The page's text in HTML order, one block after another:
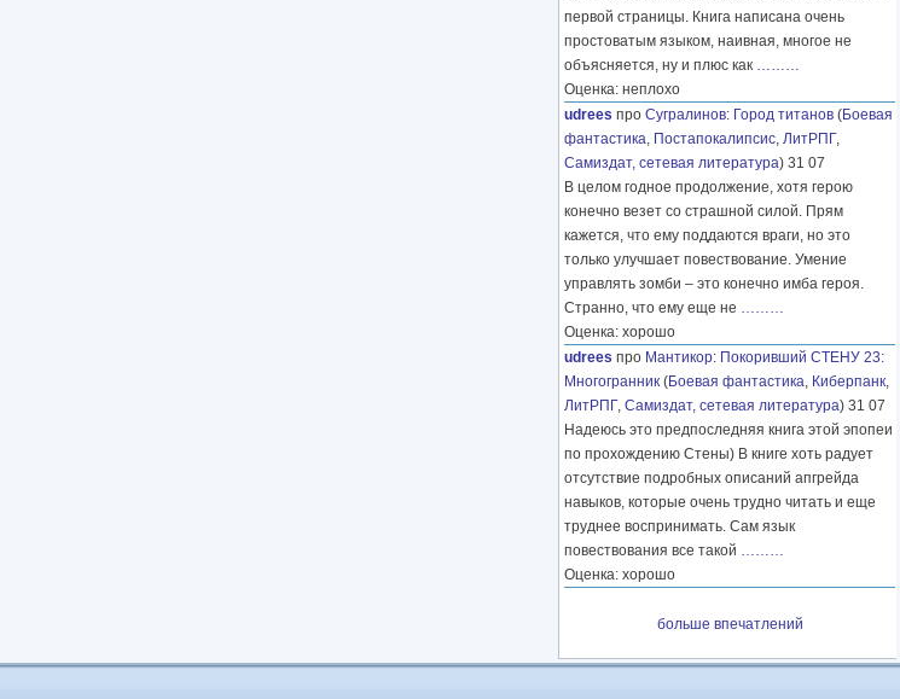
первой страницы. Книга написана очень
простоватым языком, наивная, многое не
объясняется, ну и плюс как ………
Оценка: неплохо
udrees про Сугралинов: Город титанов (Боевая
фантастика, Постапокалипсис, ЛитРПГ,
Самиздат, сетевая литература) 31 07
В целом годное продолжение, хотя герою
конечно везет со страшной силой. Прям
кажется, что ему поддаются враги, но это
только улучшает повествование. Умение
управлять зомби – это конечно имба героя.
Странно, что ему еще не ………
Оценка: хорошо
udrees про Мантикор: Покоривший СТЕНУ 23:
Многогранник (Боевая фантастика, Киберпанк,
ЛитРПГ, Самиздат, сетевая литература) 31 07
Надеюсь это предпоследняя книга этой эпопеи
по прохождению Стены) В книге хоть радует
отсутствие подробных описаний апгрейда
навыков, которые очень трудно читать и еще
труднее воспринимать. Сам язык
повествования все такой ………
Оценка: хорошо
больше впечатлений